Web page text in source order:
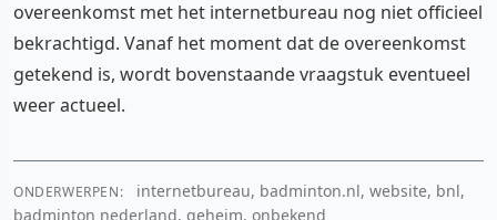
overeenkomst met het internetbureau nog niet officieel
bekrachtigd. Vanaf het moment dat de overeenkomst
getekend is, wordt bovenstaande vraagstuk eventueel
weer actueel.
ONDERWERPEN:
internetbureau, badminton.nl, website, bnl,
badminton nederland, geheim, onbekend